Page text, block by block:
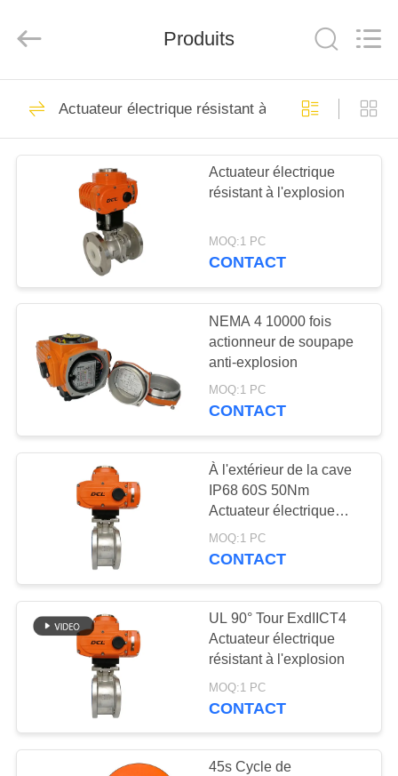
MAISON
DES
PRODUITS
SUJET
NOUS
VISITE
D'USINE
CONTRÔLE
DE
QUALITÉ
CONTACTEZ-
DEMANDEZ
Limited.
Actuateur quart tour
Actuateur à
plusieurs tours
27
Actuateur électrique
résistant à
l'explosion
92
Actuateur électrique
intelligent
Produits
Actuateur électrique résistant à l'explosion
Actuateur électrique
résistant à l'explosion
MOQ:1 PC
CONTACT
NEMA 4 10000 fois
actionneur de soupape
anti-explosion
MOQ:1 PC
CONTACT
À l'extérieur de la cave
IP68 60S 50Nm
Actuateur électrique
résistant aux explosions
MOQ:1 PC
CONTACT
UL 90° Tour ExdIICT4
Actuateur électrique
résistant à l'explosion
MOQ:1 PC
CONTACT
45s Cycle de